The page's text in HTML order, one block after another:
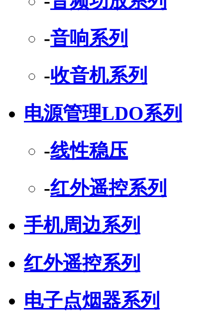
-音响系列
-收音机系列
电源管理LDO系列
-线性稳压
-红外遥控系列
手机周边系列
红外遥控系列
电子点烟器系列